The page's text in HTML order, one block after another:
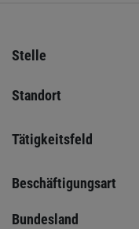
Stelle
Standort
Tätigkeitsfeld
Beschäftigungsart
Bundesland